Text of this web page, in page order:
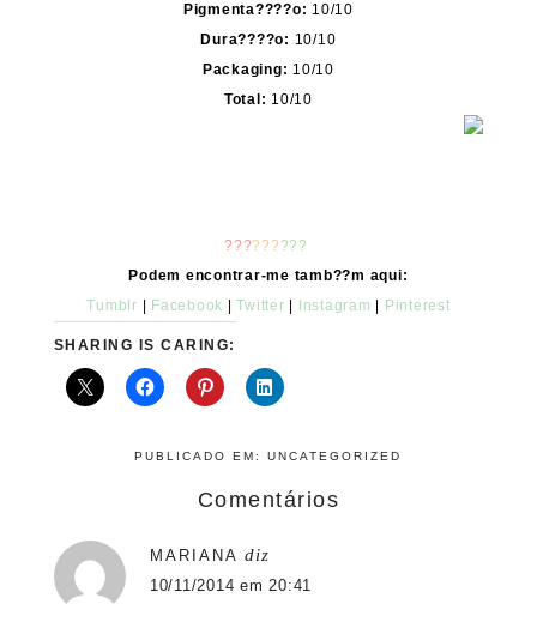
Pigmenta????o: 10/10
Dura????o: 10/10
Packaging: 10/10
Total: 10/10
?????? ???
Podem encontrar-me tamb??m aqui:
Tumblr
Facebook |Twitter Instagram Pinterest
SHARING IS CARING:
PUBLICADO EM:UNCATEGORIZED
Comentários
MARIANA diz
10/11/2014 em 20:41